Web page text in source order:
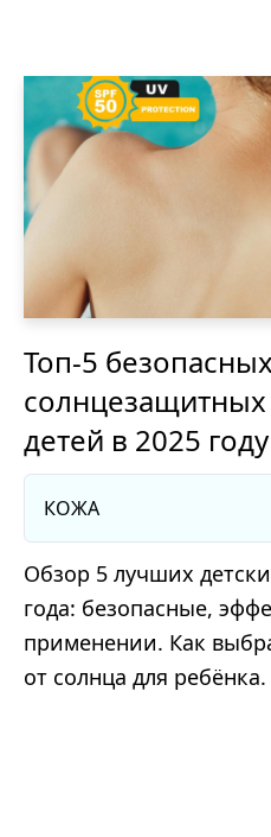
Топ-5
солнцезащитных
детей в 2025 году
КОЖА
Обзор 5 лучших
года: безопасные,
применении. Как
от солнца для ребёнка.